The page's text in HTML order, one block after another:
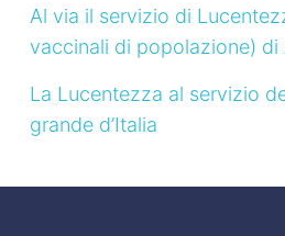
Al via il servizio di
vaccinali di popolazione) di
La Lucentezza al servizio
grande d’Italia